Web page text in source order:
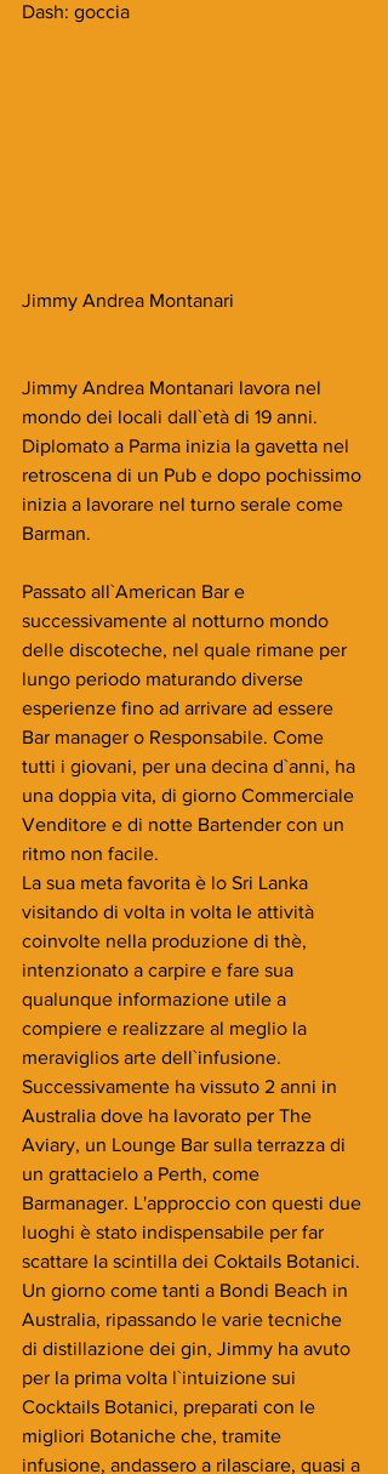
Dash: goccia
Jimmy Andrea Montanari
Jimmy Andrea Montanari lavora nel
mondo dei locali dall`età di 19 anni.
Diplomato a Parma inizia la gavetta nel
retroscena di un Pub e dopo pochissimo
inizia a lavorare nel turno serale come
Barman.
Passato all`American Bar e
successivamente al notturno mondo
delle discoteche, nel quale rimane per
lungo periodo maturando diverse
esperienze fino ad arrivare ad essere
Bar manager o Responsabile. Come
tutti i giovani, per una decina d`anni, ha
una doppia vita, di giorno Commerciale
Venditore e di notte Bartender con un
ritmo non facile.
La sua meta favorita è lo Sri Lanka
visitando di volta in volta le attività
coinvolte nella produzione di thè,
intenzionato a carpire e fare sua
qualunque informazione utile a
compiere e realizzare al meglio la
meraviglios arte dell`infusione.
Successivamente ha vissuto 2 anni in
Australia dove ha lavorato per The
Aviary, un Lounge Bar sulla terrazza di
un grattacielo a Perth, come
Barmanager. L'approccio con questi due
luoghi è stato indispensabile per far
scattare la scintilla dei Coktails Botanici.
Un giorno come tanti a Bondi Beach in
Australia, ripassando le varie tecniche
di distillazione dei gin, Jimmy ha avuto
per la prima volta l`intuizione sui
Cocktails Botanici, preparati con le
migliori Botaniche che, tramite
infusione, andassero a rilasciare, quasi a